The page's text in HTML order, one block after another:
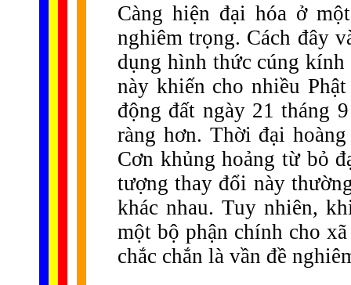
Càng hiện đại hóa ở
nghiêm trọng. Cách đây
dụng hình thức cúng
này khiến cho nhiều
động đất ngày 21 tháng
ràng hơn. Thời đại
Cơn khủng hoảng từ bỏ
tượng thay đổi này
khác nhau. Tuy nhiên,
một bộ phận chính cho
chắc chắn là vần đề